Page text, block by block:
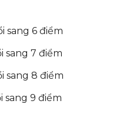
sang 6 điểm
sang 7 điểm
sang 8 điểm
sang 9 điểm